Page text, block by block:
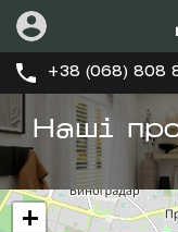
+38 (068) 808
Наші
+